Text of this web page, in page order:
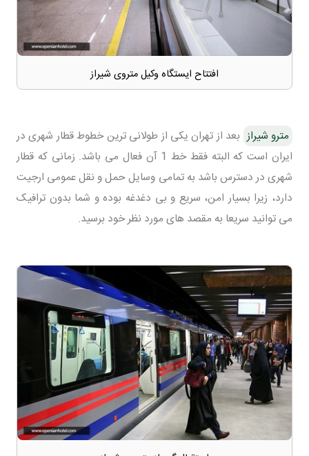
افتتاح ایستگاه وکیل متروی شیراز
مترو شیراز بعد از تهران یکی از طولانی ترین خطوط قطار شهری در
ایران است که البته فقط خط 1 آن فعال می باشد. زمانی که قطار
شهری در دسترس باشد به تمامی وسایل حمل و نقل عمومی ارجیت
دارد، زیرا بسیار امن، سریع و بی دغدغه بوده و شما بدون ترافیک
می توانید سریعا به مقصد های مورد نظر خود برسید.